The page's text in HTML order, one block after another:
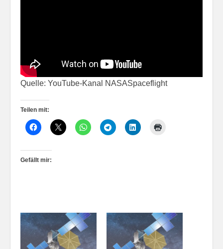
Quelle: YouTube-Kanal NASASpaceflight
Teilen mit:
Gefällt mir: